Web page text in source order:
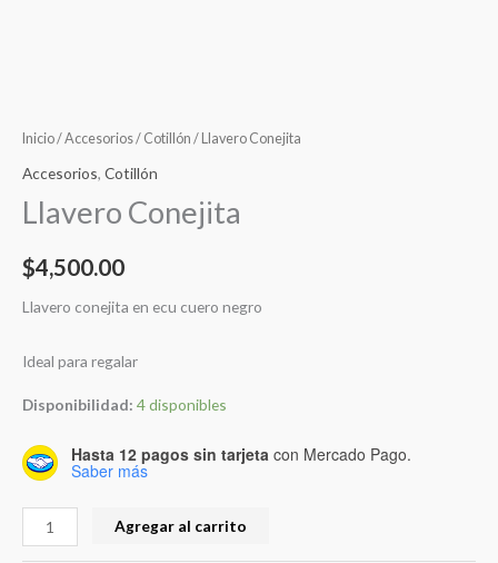
Inicio/Accesorios/ Cotillón / Llavero Conejita
Accesorios, Cotillón
Llavero Conejita
$4,500.00
Llavero conejita en ecu cuero negro
Ideal para regalar
Disponibilidad: 4 disponibles
Hasta 12 pagos sin tarjeta con Mercado Pago.
Saber más
Agregar al carrito